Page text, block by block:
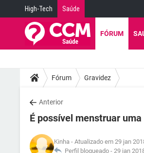
High-Tech Saúde
FÓRUM
Fórum Gravidez
Anterior
É possível menstruar
Kinha - Atualizado em 29 jan
Perfil bloqueado - 29 jan